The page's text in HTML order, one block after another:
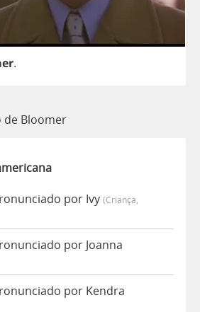
.
de Bloomer
por Ivy (criança,
por Joanna
por Kendra